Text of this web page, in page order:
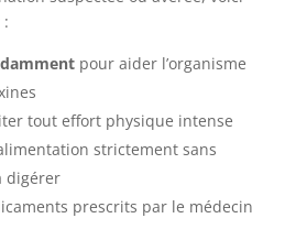
:
pour aider l’organisme
tout effort physique intense
strictement sans
digérer
prescrits par le médecin